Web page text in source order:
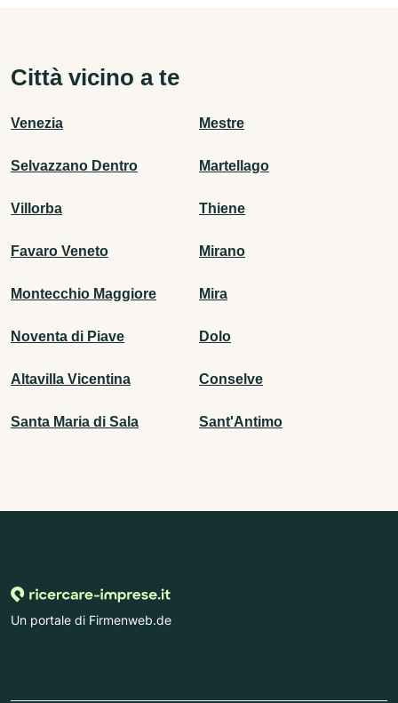
Città vicino a te
Venezia Mestre
Selvazzano Dentro Martellago
Villorba Thiene
Favaro Veneto Mirano
Montecchio Maggiore Mira
Noventa di Piave Dolo
Altavilla Vicentina Conselve
Santa Maria di Sala Sant'Antimo
Un portale di Firmenweb.de